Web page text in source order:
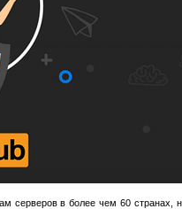
в более чем 60 странах,